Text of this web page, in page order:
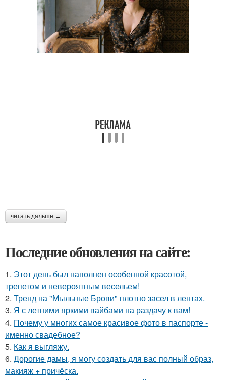
читать дальше →
Последние обновления на сайте:
1. Этот день был наполнен особенной красотой,
трепетом и невероятным весельем!
2. Тренд на "Мыльные Брови" плотно засел в лентах.
3. Я с летними яркими вайбами на раздачу к вам!
4. Почему у многих самое красивое фото в паспорте -
именно свадебное?
5. Как я выгляжу.
6. Дорогие дамы, я могу создать для вас полный образ,
макияж + причёска.